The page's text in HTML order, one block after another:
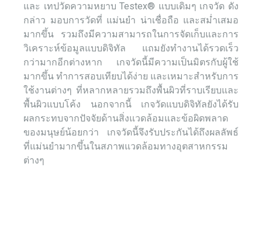
และ เทปวัดความหยาบTestex® แบบเดิมๆ เกจวัด ดัง
กล่าว มอบการวัดที่ แม่นยำ น่าเชื่อถือ และสม่ำเสมอ
มากขึ้น รวมถึงมีความสามารถในการจัดเก็บและการ
วิเคราะห์ข้อมูลแบบดิจิทัล แถมยังทำงานได้รวดเร็ว
กว่ามากอีกต่างหาก เกจวัดนี้มีความเป็นมิตรกับผู้ใช้
มากขึ้น ทำการสอบเทียบได้ง่าย และเหมาะสำหรับการ
ใช้งานต่างๆ ที่หลากหลายรวมถึงพื้นผิวที่ราบเรียบและ
พื้นผิวแบบโค้ง นอกจากนี้ เกจวัดแบบดิจิทัลยังได้รับ
ผลกระทบจากปัจจัยด้านสิ่งแวดล้อมและข้อผิดพลาด
ของมนุษย์น้อยกว่า เกจวัดนี้จึงรับประกันได้ถึงผลลัพธ์
ที่แม่นยำมากขึ้นในสภาพแวดล้อมทางอุตสาหกรรม
ต่างๆ